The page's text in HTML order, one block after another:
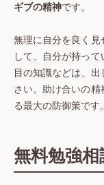
ギブの精神です。
無理に自分を良く
して、自分が持っ
目の知識などは、
さい。助け合いの
る最大の防御策です。
無料勉強